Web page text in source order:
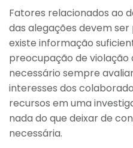
Fatores relacionados ao
das alegações devem
existe informação
preocupação de violação
necessário sempre
interesses dos
recursos em uma
nada do que deixar de
necessária.